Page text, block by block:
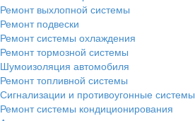
Ремонт выхлопной системы
Ремонт подвески
Ремонт системы охлаждения
Ремонт тормозной системы
Шумоизоляция автомобиля
Ремонт топливной системы
Сигнализации и противоугонные системы
Ремонт системы кондиционирования